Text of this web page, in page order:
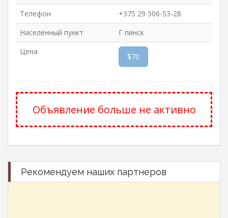
Телефон
+375 29 506-53-28
Населенный пункт
Г пинск
Цена
$70
Объявление больше не активно
Рекомендуем наших партнеров